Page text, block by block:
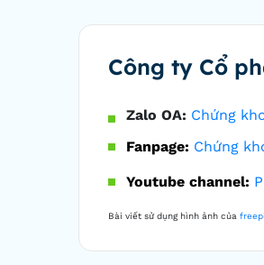
Công ty Cổ
Zalo OA: Chứng
Fanpage: Chứng
Youtube channel:
Bài viết sử dụng hình ảnh của